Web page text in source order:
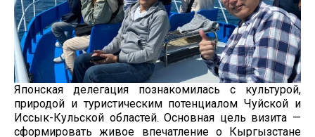
Японская делегация познакомилась с культурой,
природой и туристическим потенциалом Чуйской и
Иссык-Кульской областей. Основная цель визита —
сформировать живое впечатление о Кыргызстане